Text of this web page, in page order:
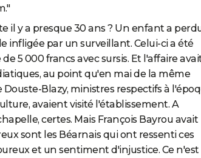
il y a presque 30 ans ? Un enfant a
infligée par un surveillant. Celui-ci a été
5 000 francs avec sursis. Et l'affaire
au point qu'en mai de la même
Blazy, ministres respectifs à
avaient visité l'établissement. A
certes. Mais François Bayrou avait
sont les Béarnais qui ont ressenti ces
et un sentiment d'injustice. Ce n'est